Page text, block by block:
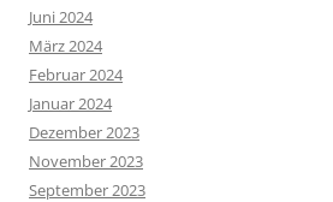
Juni 2024
März 2024
Februar 2024
Januar 2024
Dezember 2023
November 2023
September 2023